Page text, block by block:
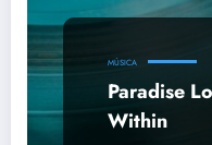
MÚSICA
Paradise
Within